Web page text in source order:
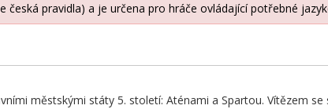
česká pravidla) a je určena pro hráče ovládající potřebné
městskými státy 5. století: Aténami a Spartou. Vítězem